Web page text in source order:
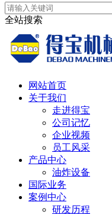
全站搜索
网站首页
关于我们
走进得宝
公司记忆
企业视频
员工风采
产品中心
油炸设备
国际业务
案例中心
研发历程